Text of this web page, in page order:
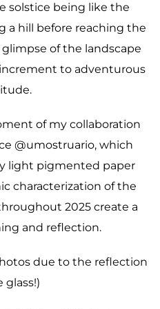
solstice being like the
a hill before reaching the
of the landscape
to adventurous
of my collaboration
@umostruario, which
light pigmented paper
characterization of the
2025 create a
and reflection.
due to the reflection
glass!)